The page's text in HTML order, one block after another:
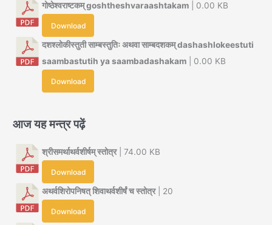
गोष्ठेश्वराष्टकम् goshtheshvaraashtakam | 0.00 KB
Download
दशश्लोकीस्तुती साम्बस्तुतिः अथवा साम्बदशकम् dashashlokeestuti
saambastutih ya saambadashakam | 0.00 KB
Download
आज यह मन्त्र पढ़ें
श्रीसमर्थाथर्वशीर्षम् स्तोत्र| 74.00 KB
Download
अथर्वशिरोपनिषत् शिवाथर्वशीर्षं च स्तोत्र| 20
Download